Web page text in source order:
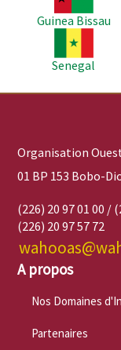
Guinea Bissau
Senegal
Organisation
01 BP 153 Bobo-
(226) 20 97 01 00 /
(226) 20 97 57 72
A propos
Nos Domaines
Partenaires